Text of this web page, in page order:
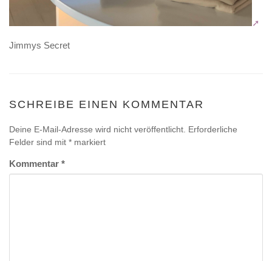
Jimmys Secret
SCHREIBE EINEN KOMMENTAR
Deine E-Mail-Adresse wird nicht veröffentlicht. Erforderliche
Felder sind mit * markiert
Kommentar *